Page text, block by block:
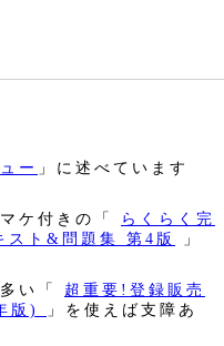
ー 」に述べています
ケ付きの「
らくらく完
スト&問題集 第4版
」
い「
超重要!登録販売
版)
」を使えば支障あ